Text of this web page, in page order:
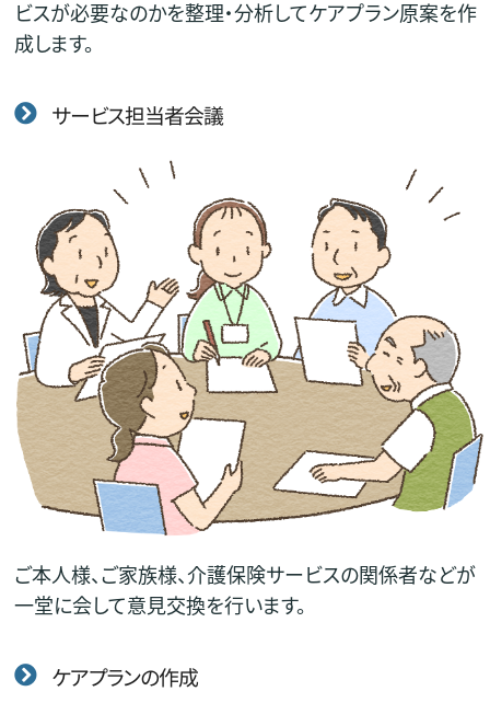
ビスが必要なのかを整理・分析してケアプラン原案を作
成します。
サービス担当者会議
ご本人様、ご家族様、介護保険サービスの関係者などが
一堂に会して意見交換を行います。
ケアプランの作成